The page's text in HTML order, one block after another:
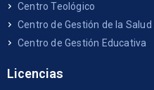
Centro Teológico
Centro de Gestión de la Salud
Centro de Gestión Educativa
Licencias